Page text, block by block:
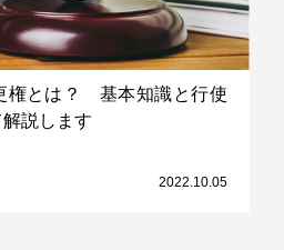
権とは？ 基本知識と行使
説します
2022.10.05